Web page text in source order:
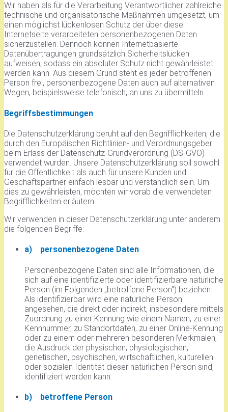
Wir haben als für die Verarbeitung Verantwortlicher zahlreiche
technische und organisatorische Maßnahmen umgesetzt, um
einen möglichst lückenlosen Schutz der über diese
Internetseite verarbeiteten personenbezogenen Daten
sicherzustellen. Dennoch können Internetbasierte
Datenübertragungen grundsätzlich Sicherheitslücken
aufweisen, sodass ein absoluter Schutz nicht gewährleistet
werden kann. Aus diesem Grund steht es jeder betroffenen
Person frei, personenbezogene Daten auch auf alternativen
Wegen, beispielsweise telefonisch, an uns zu übermitteln.
Begriffsbestimmungen
Die Datenschutzerklärung beruht auf den Begrifflichkeiten, die
durch den Europäischen Richtlinien- und Verordnungsgeber
beim Erlass der Datenschutz-Grundverordnung (DS-GVO)
verwendet wurden. Unsere Datenschutzerklärung soll sowohl
für die Öffentlichkeit als auch für unsere Kunden und
Geschäftspartner einfach lesbar und verständlich sein. Um
dies zu gewährleisten, möchten wir vorab die verwendeten
Begrifflichkeiten erläutern.
Wir verwenden in dieser Datenschutzerklärung unter anderem
die folgenden Begriffe:
a) personenbezogene Daten
Personenbezogene Daten sind alle Informationen, die
sich auf eine identifizierte oder identifizierbare natürliche
Person (im Folgenden „betroffene Person") beziehen.
Als identifizierbar wird eine natürliche Person
angesehen, die direkt oder indirekt, insbesondere mittels
Zuordnung zu einer Kennung wie einem Namen, zu einer
Kennnummer, zu Standortdaten, zu einer Online-Kennung
oder zu einem oder mehreren besonderen Merkmalen,
die Ausdruck der physischen, physiologischen,
genetischen, psychischen, wirtschaftlichen, kulturellen
oder sozialen Identität dieser natürlichen Person sind,
identifiziert werden kann.
b) betroffene Person